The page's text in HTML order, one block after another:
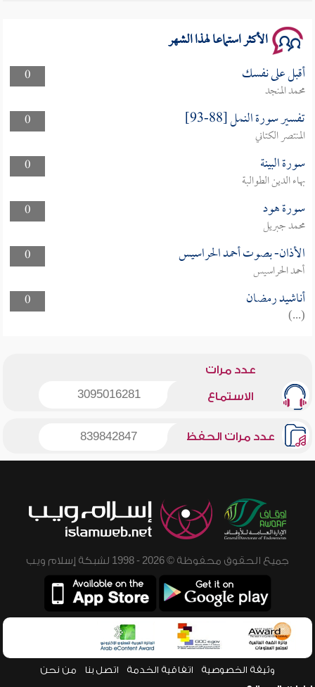
الأكثر استماعا لهذا الشهر
0 أقبل على نفسك
محمد المنجد
0
تفسير سورة النمل [88-93]
المنتصر الكتاني
0
سورة البينة
بهاء الدين الطوالبة
0
سورة هود
محمد جبريل
0
الأذان- بصوت أحمد الحراسيس
أحمد الحراسيس
0
أناشيد رمضان
(...)
عدد مرات
الاستماع 3095016281
عدد مرات الحفظ 839842847
جميع الحقوق محفوظة © 2026 - 1998 لشبكة إسلام ويب
وثيقة الخصوصية اتفاقية الخدمة اتصل بنا من نحن